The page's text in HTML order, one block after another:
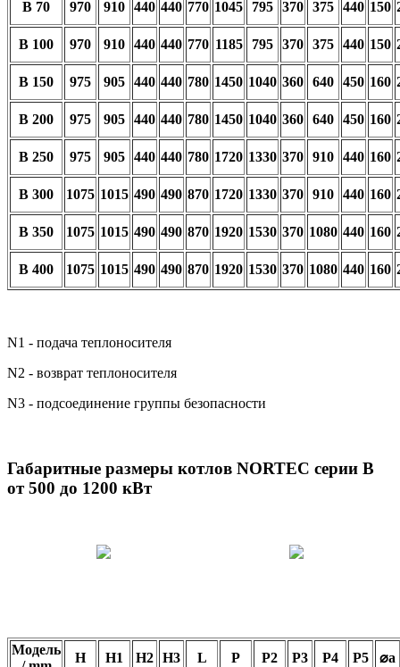
B 70 970 910 440 440 770 1045 795 370 375 440 150
B 100 970 910 440 440 770 1185 795 370 375 440 150
B 150 975 905 440 440 780 1450 1040 360 640 450 160
B 200 975 905 440 440 780 1450 1040 360 640 450 160
B 250 975 905 440 440 780 1720 1330 370 910 440 160
B 300 1075 1015 490 490 870 1720 1330 370 910 440 160
B 350 1075 1015 490 490 870 1920 1530 370 1080 440 160
B 400 1075 1015 490 490 870 1920 1530 370 1080 440 160
N1 - подача теплоносителя
N2 - возврат теплоносителя
N3 - подсоединение группы безопасности
Габаритные размеры котлов NORTEC серии B
от 500 до 1200 кВт
Модель
H H1 H2 H3 L P P2 P3 P4 P5 ⌀a